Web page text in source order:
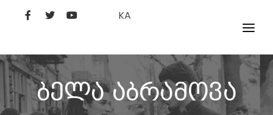
KA
ᲤᲘᲚᲛᲔᲑᲘ
ᲮᲔᲚᲝᲕᲐᲜᲘ
ᲙᲘᲜᲝᲡᲢᲣᲓᲘᲐ
ბელა აბრამოვა